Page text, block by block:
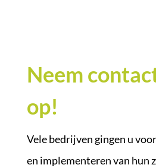
Neem
op!
Vele bedrijven gingen u
en implementeren van hun